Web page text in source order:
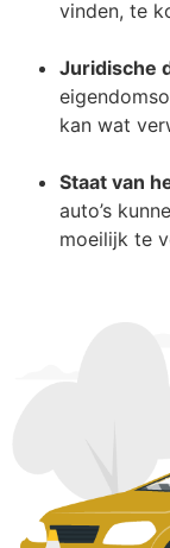
vinden, te
Juridische
kan wat
Staat van
auto’s
moeilijk te